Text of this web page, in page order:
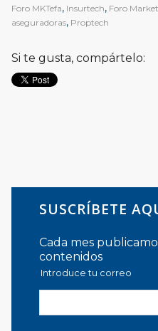
Foro MKTefa, Insurtech, Foro
aseguradoras, Proptech
Si te gusta, compártelo:
SUSCRÍBETE
Cada mes
contenidos
Introduce tu correo